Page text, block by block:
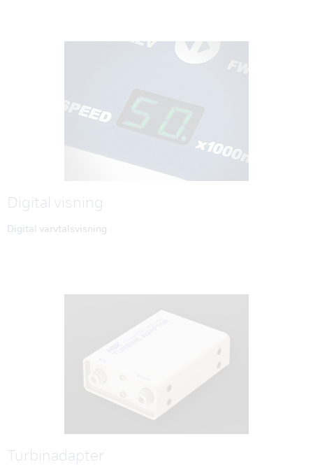
Digital visning
Digital varvtalsvisning
Turbinadapter